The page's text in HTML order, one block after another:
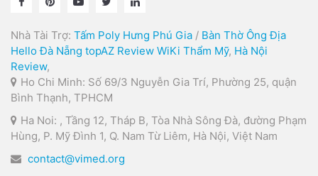
Nhà Tài Trợ: Tấm Poly Hưng Phú Gia / Bàn Thờ Ông Địa
Hello Đà Nẵng topAZ Review WiKi Thẩm Mỹ, Hà Nội
Review,
Ho Chi Minh: Số 69/3 Nguyễn Gia Trí, Phường 25, quận
Bình Thạnh, TPHCM
Ha Noi: , Tầng 12, Tháp B, Tòa Nhà Sông Đà, đường Phạm
Hùng, P. Mỹ Đình 1, Q. Nam Từ Liêm, Hà Nội, Việt Nam
contact@vimed.org